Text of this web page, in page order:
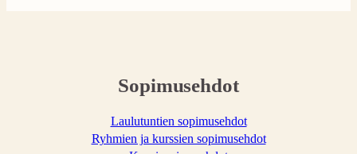
Sopimusehdot
Laulutuntien sopimusehdot
Ryhmien ja kurssien sopimusehdot